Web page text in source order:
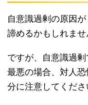
自意識過剰の原因
諦めるかもしれませ
ですが、自意識過剰
最悪の場合、対人
分に注意してくださ